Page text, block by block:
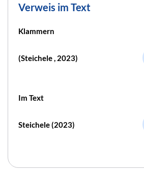
Verweis im Text
Klammern
(Steichele , 2023)
Im Text
Steichele (2023)